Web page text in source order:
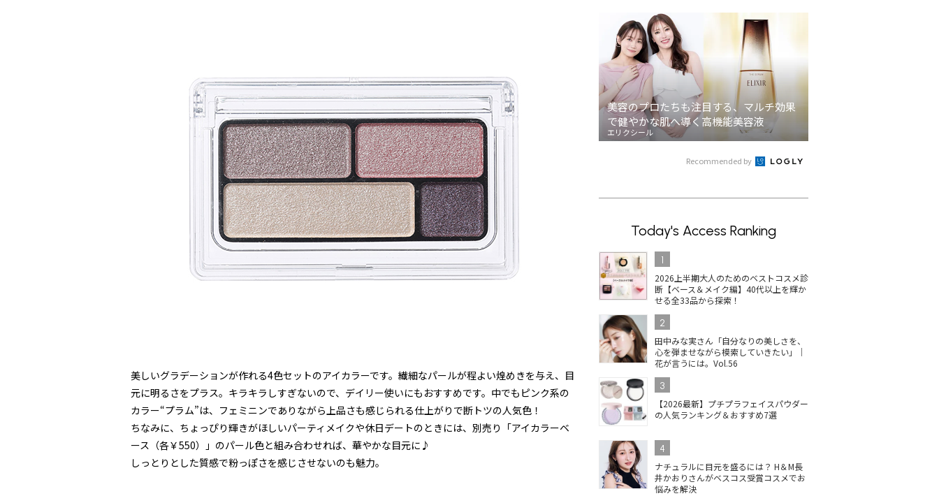
美しいグラデーションが作れる4色セットのアイカラーです。繊細なパールが程よい煌めきを与え、目
元に明るさをプラス。キラキラしすぎないので、デイリー使いにもおすすめです。中でもピンク系の
カラー“プラム”は、フェミニンでありながら上品さも感じられる仕上がりで断トツの人気色！
ちなみに、ちょっぴり輝きがほしいパーティメイクや休日デートのときには、別売り「アイカラーベ
ース（各￥550）」のパール色と組み合わせれば、華やかな目元に♪
しっとりとした質感で粉っぽさを感じさせないのも魅力。
美容のプロたちも注目する、マルチ効果
で健やかな肌へ導く高機能美容液
エリクシール
Recommended by
Today's Access Ranking
1
2026上半期大人のためのベストコスメ診
断【ベース＆メイク編】40代以上を輝か
せる全33品から探索！
2
田中みな実さん「自分なりの美しさを、
心を弾ませながら模索していきたい」｜
花が言うには。Vol.56
3
【2026最新】プチプラフェイスパウダー
の人気ランキング＆おすすめ7選
4
ナチュラルに目元を盛るには？ H＆M長
井かおりさんがベスコス受賞コスメでお
悩みを解決